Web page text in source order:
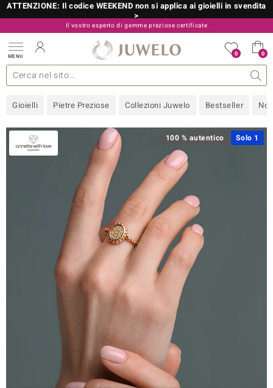
ATTENZIONE: Il codice WEEKEND non si applica ai gioielli in svendita
>
Il vostro esperto di gemme preziose certificate
800 986 787
MENU 0 0
Gioielli Pietre Preziose Collezioni Juwelo Bestseller
gioielli Design Metallo prezioso Misure anelli
più importanti Pietre preziose per colore Pietre preziose
Love
Informazioni generali Approfondimenti Consigli
Acquistare in diretta Juwelo
100 % autentico Solo 1